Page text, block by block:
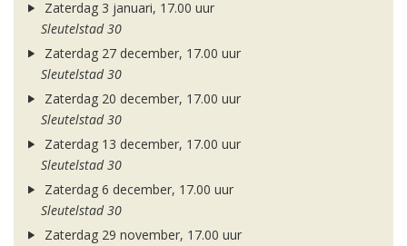
Zaterdag 3 januari, 17.00 uur
Sleutelstad 30
Zaterdag 27 december, 17.00 uur
Sleutelstad 30
Zaterdag 20 december, 17.00 uur
Sleutelstad 30
Zaterdag 13 december, 17.00 uur
Sleutelstad 30
Zaterdag 6 december, 17.00 uur
Sleutelstad 30
Zaterdag 29 november, 17.00 uur